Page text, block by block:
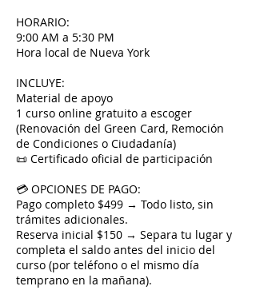
HORARIO:
9:00 AM a 5:30 PM
Hora local de Nueva York
INCLUYE:
Material de apoyo
1 curso online gratuito a escoger
(Renovación del Green Card, Remoción
de Condiciones o Ciudadanía)
📜 Certificado oficial de participación
💳 OPCIONES DE PAGO:
Pago completo $499 → Todo listo, sin
trámites adicionales.
Reserva inicial $150 → Separa tu lugar y
completa el saldo antes del inicio del
curso (por teléfono o el mismo día
temprano en la mañana).